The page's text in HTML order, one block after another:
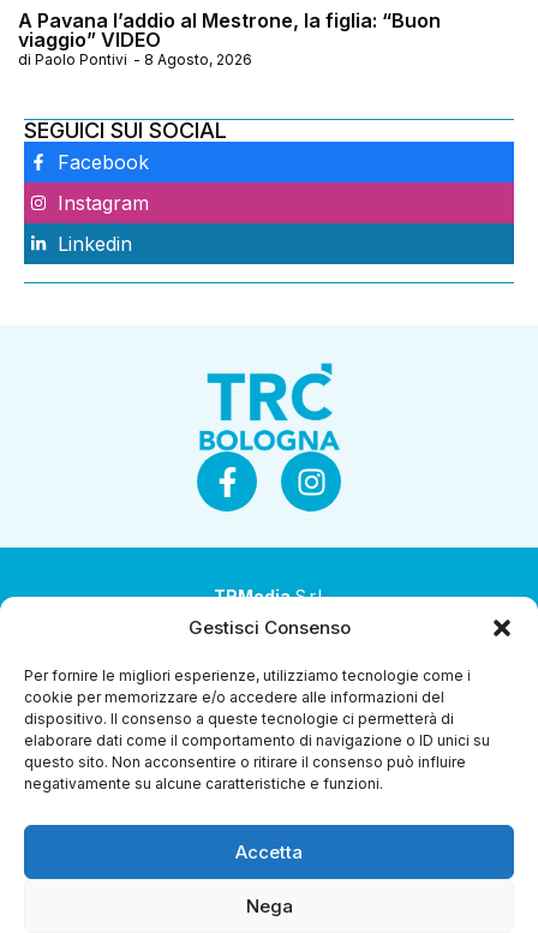
Gestisci Consenso
Per fornire le migliori esperienze, utilizziamo tecnologie come i
cookie per memorizzare e/o accedere alle informazioni del
dispositivo. Il consenso a queste tecnologie ci permetterà di
elaborare dati come il comportamento di navigazione o ID unici su
questo sito. Non acconsentire o ritirare il consenso può influire
negativamente su alcune caratteristiche e funzioni.
Accetta
Nega
A Pavana l’addio al Mestrone, la figlia: “Buon
viaggio” VIDEO
di Paolo Pontivi - 8 Agosto, 2026
SEGUICI SUI SOCIAL
Facebook
Instagram
Linkedin
TRMediaS.r.l.
Società a socio unico
Società sottoposta ad attività di direzione e
coordinamento da parte di Coop Alleanza 3.0 Soc. Coop.
Sede legale: via Ragazzi del ’99 nr. 51 42124 Reggio Emilia
(RE)
Capitale sociale € 1.040.000 i.v.
Diretta Streaming